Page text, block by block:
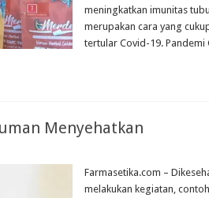
meningkatkan imunitas
merupakan cara yang
tertular Covid-19.
Menyehatkan
Farmasetika.com –
melakukan kegiatan,